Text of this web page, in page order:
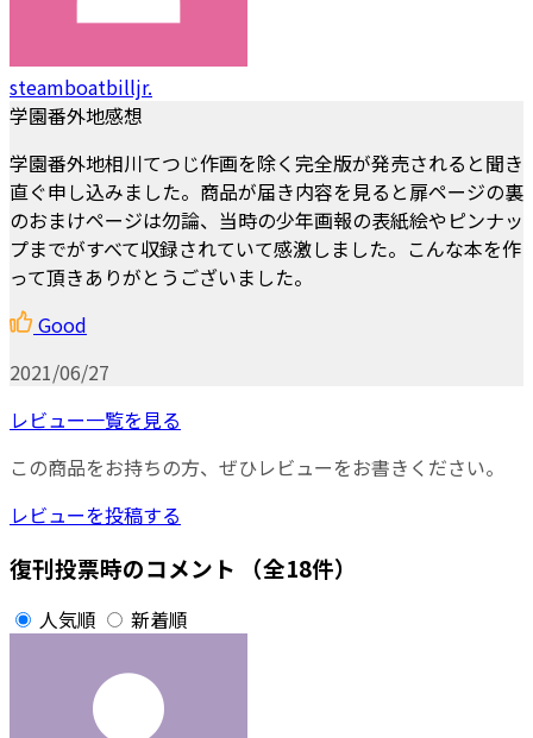
steamboatbilljr.
学園番外地感想
学園番外地相川てつじ作画を除く完全版が発売されると聞き
直ぐ申し込みました。商品が届き内容を見ると扉ページの裏
のおまけページは勿論、当時の少年画報の表紙絵やピンナッ
プまでがすべて収録されていて感激しました。こんな本を作
って頂きありがとうございました。
Good
2021/06/27
レビュー一覧を見る
この商品をお持ちの方、ぜひレビューをお書きください。
レビューを投稿する
復刊投票時のコメント （全18件）
人気順 新着順